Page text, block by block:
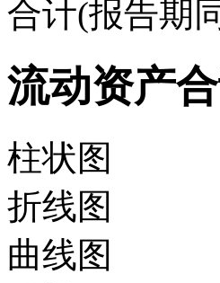
合计(报告期
流动资产
柱状图
折线图
曲线图